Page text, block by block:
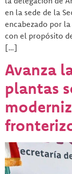
en la sede de la
encabezado por
con el propósito
[…]
Avanza
plantas